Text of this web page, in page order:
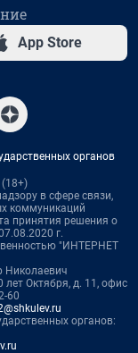
App Store
органов
(18+)
в сфере связи,
коммуникаций
принятия решения о
г.
"ИНТЕРНЕТ
Николаевич
лет Октября, д. 11, офис
60
органов: